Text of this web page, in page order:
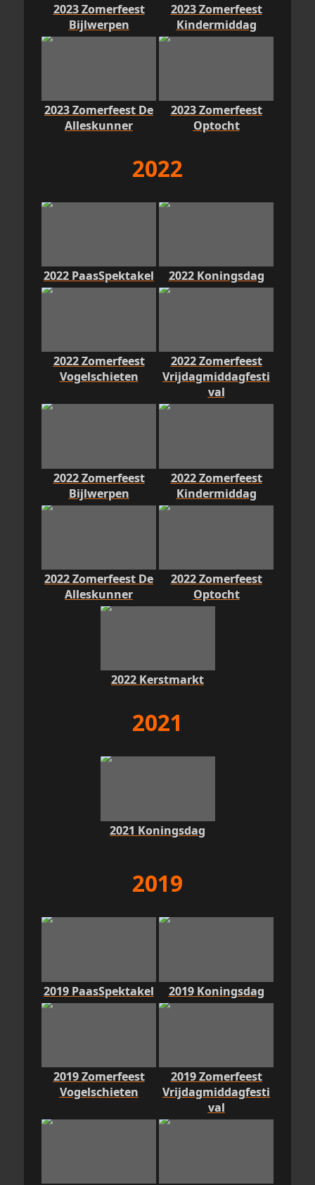
2023 Zomerfeest
Bijlwerpen
2023 Zomerfeest
Kindermiddag
2023 Zomerfeest De
Alleskunner
2023 Zomerfeest
Optocht
2022
2022 PaasSpektakel 2022 Koningsdag
2022 Zomerfeest
Vogelschieten
2022 Zomerfeest
Vrijdagmiddagfesti
val
2022 Zomerfeest
Bijlwerpen
2022 Zomerfeest
Kindermiddag
2022 Zomerfeest De
Alleskunner
2022 Zomerfeest
Optocht
2022 Kerstmarkt
2021
2021 Koningsdag
2019
2019 PaasSpektakel 2019 Koningsdag
2019 Zomerfeest
Vogelschieten
2019 Zomerfeest
Vrijdagmiddagfesti
val